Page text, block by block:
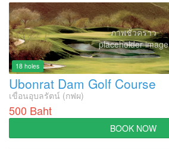
ภาพชั่วคราว
placeholder image
18 holes
Ubonrat Dam Golf Course
เขื่อนอุบลรัตน์ (กฟผ)
500 Baht
BOOK NOW